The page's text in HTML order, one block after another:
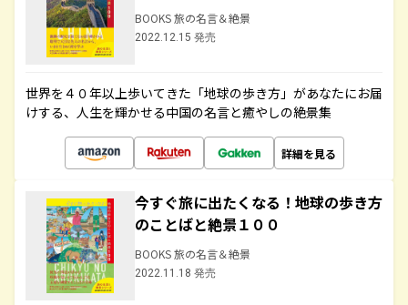
BOOKS 旅の名言＆絶景
2022.12.15 発売
世界を４０年以上歩いてきた「地球の歩き方」があなたにお届
けする、人生を輝かせる中国の名言と癒やしの絶景集
詳細を見る
今すぐ旅に出たくなる！地球の歩き方
のことばと絶景１００
BOOKS 旅の名言＆絶景
2022.11.18 発売